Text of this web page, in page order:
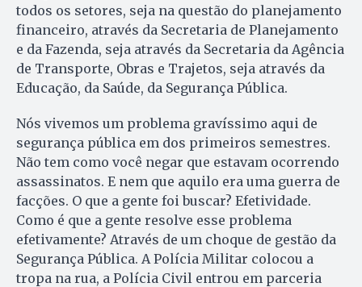
todos os setores, seja na questão do planejamento
financeiro, através da Secretaria de Planejamento
e da Fazenda, seja através da Secretaria da Agência
de Transporte, Obras e Trajetos, seja através da
Educação, da Saúde, da Segurança Pública.
Nós vivemos um problema gravíssimo aqui de
segurança pública em dos primeiros semestres.
Não tem como você negar que estavam ocorrendo
assassinatos. E nem que aquilo era uma guerra de
facções. O que a gente foi buscar? Efetividade.
Como é que a gente resolve esse problema
efetivamente? Através de um choque de gestão da
Segurança Pública. A Polícia Militar colocou a
tropa na rua, a Polícia Civil entrou em parceria